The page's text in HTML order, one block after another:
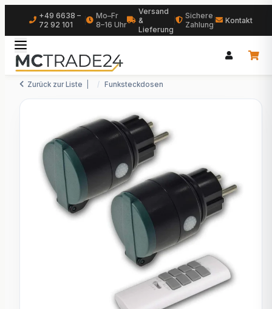
+49 6638 –
72 92 101
Mo–Fr
8–16 Uhr
Versand
&
Lieferung
Sichere
Zahlung
Kontakt
Zurück zur Liste Funksteckdosen